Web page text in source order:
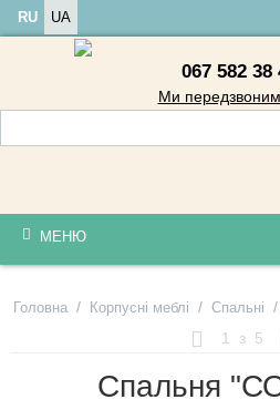
RU UA
067 582 38
Ми
МЕНЮ
Головна / Корпусні меблі / Спальні /
1
з 5
Спальня